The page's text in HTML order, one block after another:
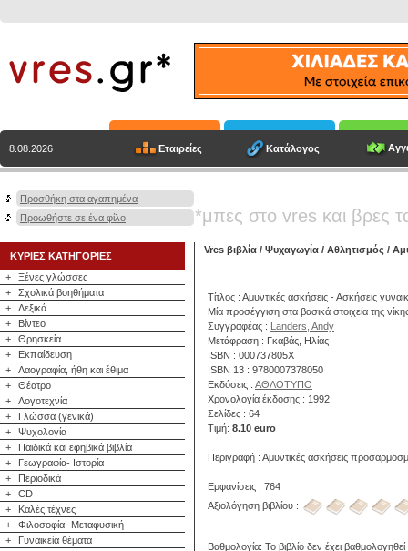
8.08.2026 Εταιρείες Κατάλογος
Προσθήκη στα αγαπημένα
Προωθήστε σε ένα φίλο
*μπες στο vres και βρες
ΚΥΡΙΕΣ ΚΑΤΗΓΟΡΙΕΣ
+
Ξένες γλώσσες
+
Σχολικά βοηθήματα
+
Λεξικά
+
Βίντεο
+
Θρησκεία
+
Εκπαίδευση
+
Λαογραφία, ήθη και έθιμα
+
Θέατρο
+
Λογοτεχνία
+
Γλώσσα (γενικά)
+
Ψυχολογία
+
Παιδικά και εφηβικά βιβλία
+
Γεωγραφία- Ιστορία
+
Περιοδικά
+
CD
+
Καλές τέχνες
+
Φιλοσοφία- Μεταφυσική
+
Γυναικεία θέματα
Vres βιβλία / Ψυχαγωγία / Αθλητισμός /
Τίτλος : Αμυντικές ασκήσεις - Ασκήσεις
Μία προσέγγιση στα βασικά στοιχεία της
Συγγραφέας : Landers, Andy
Μετάφραση : Γκαβάς, Ηλίας
ISBN : 000737805X
ISBN 13 : 9780007378050
Εκδόσεις : ΑΘΛΟΤΥΠΟ
Χρονολογία έκδοσης : 1992
Σελίδες : 64
Τιμή: 8.10 euro
Περιγραφή : Αμυντικές ασκήσεις
Εμφανίσεις : 764
Αξιολόγηση βιβλίου :
Βαθμολογία: Το βιβλίο δεν έχει